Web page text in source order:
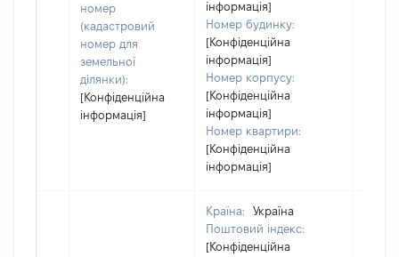
номер
(кадастровий
номер для
земельної
ділянки):
[Конфіденційна
інформація]
інформація]
Номер будинку:
[Конфіденційна
інформація]
Номер корпусу:
[Конфіденційна
інформація]
Номер квартири:
[Конфіденційна
інформація]
Країна:
Україна
Поштовий індекс:
[Конфіденційна